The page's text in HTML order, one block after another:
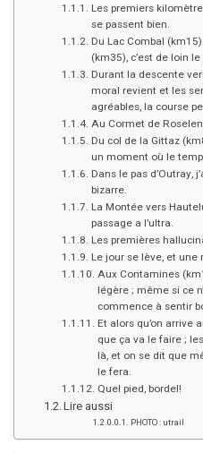
Les premiers
se passent bien.
Du Lac Combal
(km35), c’est de loin
Durant la descente
moral revient et les
agréables, la course
Au Cormet de
Du col de la Gittaz
un moment où le
Dans le pas d’Outray,
bizarre.
La Montée vers
passage a l’ultra.
Les premières
Le jour se lève, et
Aux Contamines
légère ; même si ce
commence à sentir
Et alors qu’on arrive
que ça va le faire ;
là, et on se dit que
le fera.
Quel pied, bordel!
Lire aussi
PHOTO : utrail